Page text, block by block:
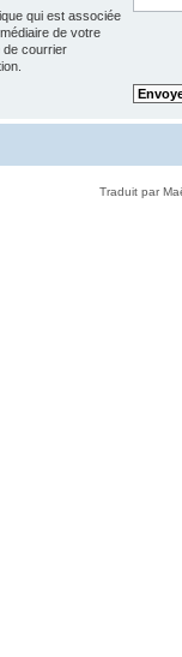
qui est associée
de votre
de courrier
Traduit par